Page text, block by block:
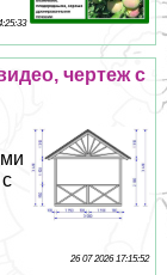
чертеж с
26 07 2026 17:15:52